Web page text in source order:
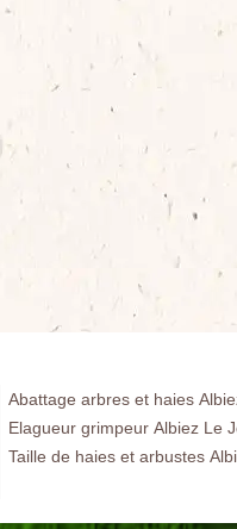
Abattage arbres et haies
Elagueur grimpeur Albiez Le
Taille de haies et arbustes